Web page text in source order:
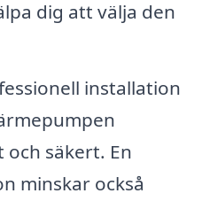
dig att välja den
installation
säkert. En
minskar också